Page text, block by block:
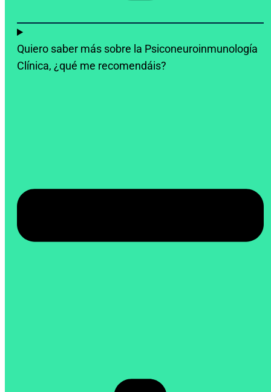
Quiero saber más sobre la Psiconeuroinmunología
Clínica, ¿qué me recomendáis?